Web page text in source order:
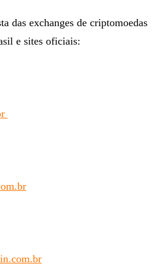
das exchanges de criptomoedas
e sites oficiais: